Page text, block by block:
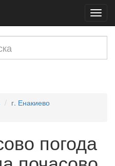
г. Енакиево
погода